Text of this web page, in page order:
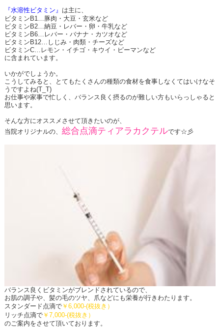
『水溶性ビタミン』 は主に、
ビタミンB1…豚肉・大豆・玄米など
ビタミンB2…納豆・レバー・卵・牛乳など
ビタミンB6…レバー・バナナ・カツオなど
ビタミンB12…しじみ・肉類・チーズなど
ビタミンC…レモン・イチゴ・キウイ・ピーマンなど
に含まれています。
いかがでしょうか。
こうしてみると、とてもたくさんの種類の食材を食事しなくてはいけなそ
うですよね(T_T)
お仕事や家事で忙しく、バランス良く摂るのが難しい方もいらっしゃると
思います。
そんな方にオススメさせて頂きたいのが、
当院オリジナルの、 総合点滴ティアラカクテルです☆彡
バランス良くビタミンがブレンドされているので、
お肌の調子や、髪の毛のツヤ、爪などにも栄養が行きわたります。
スタンダード点滴で￥6,000-(税抜き）
リッチ点滴で￥7,000-(税抜き）
のご案内をさせて頂いております。